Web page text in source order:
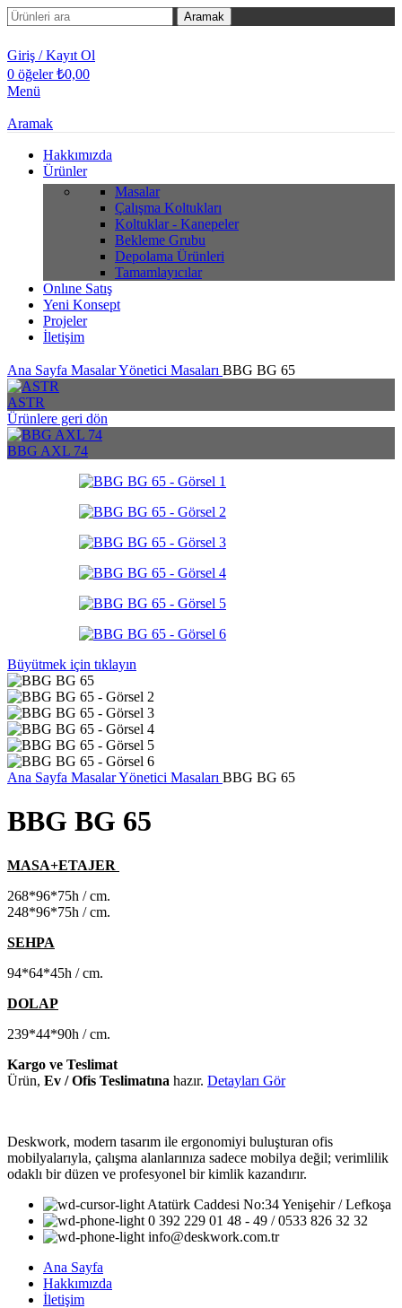
Aramak
Giriş / Kayıt Ol
0 öğeler ₺0,00
Menü
Aramak
Hakkımızda
Ürünler
Masalar
Çalışma Koltukları
Koltuklar - Kanepeler
Bekleme Grubu
Depolama Ürünleri
Tamamlayıcılar
Onlıne Satış
Yeni Konsept
Projeler
İletişim
Ana Sayfa MasalarYönetici Masaları BBG BG 65
ASTR
Ürünlere geri dön
BBG AXL 74
Büyütmek için tıklayın
Ana Sayfa MasalarYönetici Masaları BBG BG 65
BBG BG 65
MASA+ETAJER
268*96*75h / cm.
248*96*75h / cm.
SEHPA
94*64*45h / cm.
DOLAP
239*44*90h / cm.
Kargo ve Teslimat
Ürün, Ev / Ofis Teslimatına hazır. Detayları Gör
Deskwork, modern tasarım ile ergonomiyi buluşturan ofis
mobilyalarıyla, çalışma alanlarınıza sadece mobilya değil; verimlilik
odaklı bir düzen ve profesyonel bir kimlik kazandırır.
Atatürk Caddesi No:34 Yenişehir / Lefkoşa
0 392 229 01 48 - 49 / 0533 826 32 32
info@deskwork.com.tr
Ana Sayfa
Hakkımızda
İletişim